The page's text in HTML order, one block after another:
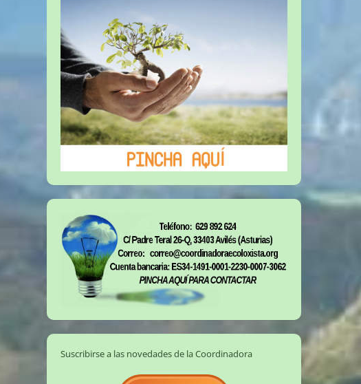
Suscribirse a las novedades de la Coordinadora